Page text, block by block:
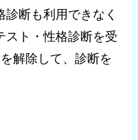
断も利用できなく
スト・性格診断を受
解除して、診断を